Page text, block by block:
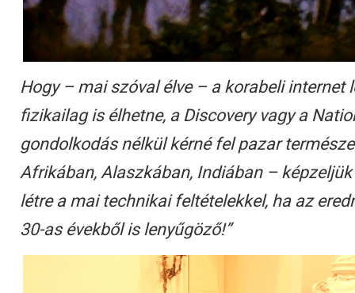
Hogy – mai szóval élve – a korabeli internet
fizikailag is élhetne, a Discovery vagy a
gondolkodás nélkül kérné fel pazar
Afrikában, Alaszkában, Indiában –
létre a mai technikai feltételekkel, ha az
30-as évekből is lenyűgöző!”